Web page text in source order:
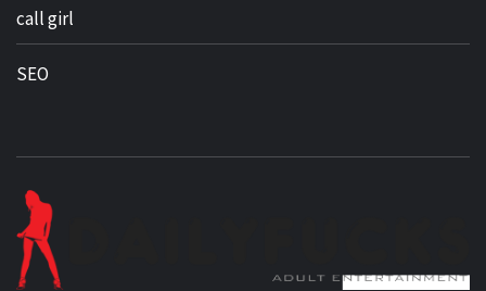
call girl
SEO